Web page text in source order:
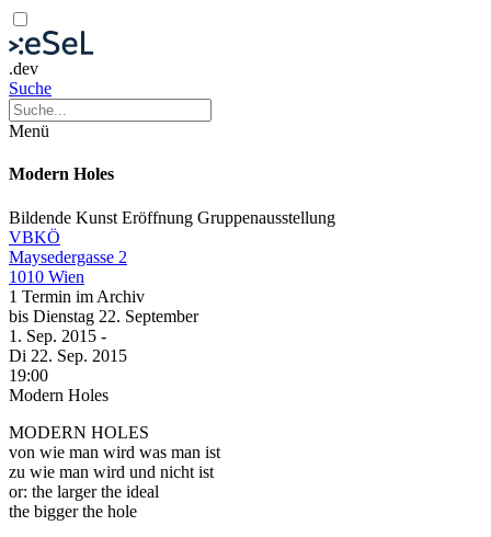
.dev
Suche
Menü
Modern Holes
Bildende Kunst Eröffnung Gruppenausstellung
VBKÖ
Maysedergasse 2
1010 Wien
1 Termin im Archiv
bis Dienstag 22. September
1. Sep. 2015 -
Di 22. Sep. 2015
19:00
Modern Holes
MODERN HOLES
von wie man wird was man ist
zu wie man wird und nicht ist
or: the larger the ideal
the bigger the hole